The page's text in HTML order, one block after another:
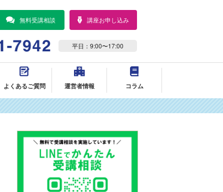
無料受講相談 講座お申し込み
平日：9:00〜17:00
よくあるご質問 運営者情報 コラム